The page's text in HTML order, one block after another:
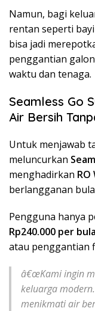
Namun, bagi
rentan seperti
bisa jadi
penggantian
waktu dan tenaga.
Seamless Go
Air Bersih
Untuk menjawab
meluncurkan
menghadirkan
berlangganan
Pengguna hanya
Rp240.000 per
atau penggantian
â€œKami ingin
keluarga
menikmati air